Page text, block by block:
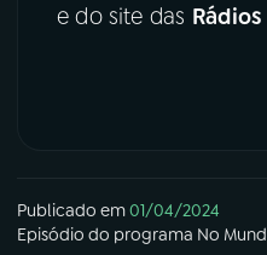
e do site das Rádios
Publicado em01/04/2024
Episódio do programa No